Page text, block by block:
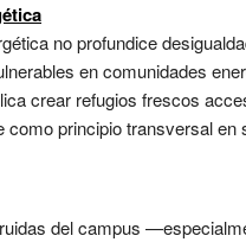
no profundice
en comunidades
crear refugios frescos
principio transversal
del campus